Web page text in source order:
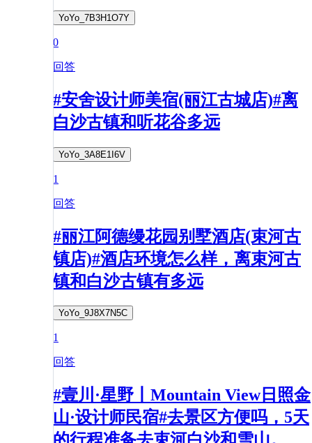
YoYo_7B3H1O7Y
0
回答
#安舍设计师美宿(丽江古城店)#离
白沙古镇和听花谷多远
YoYo_3A8E1I6V
1
回答
#丽江阿德缦花园别墅酒店(束河古
镇店)#酒店环境怎么样，离束河古
镇和白沙古镇有多远
YoYo_9J8X7N5C
1
回答
#壹川·星野丨Mountain View日照金
山·设计师民宿#去景区方便吗，5天